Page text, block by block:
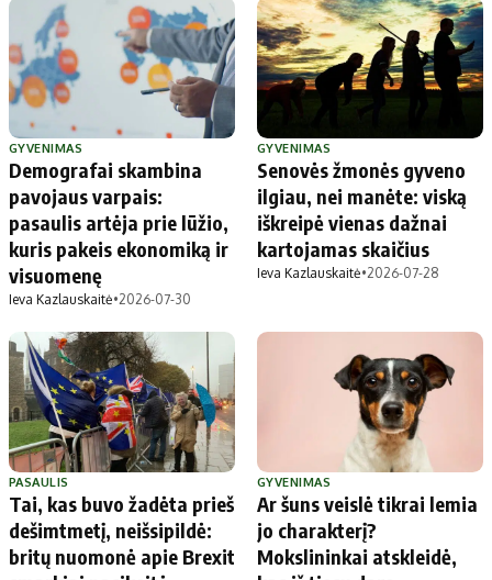
GYVENIMAS
Demografai skambina
pavojaus varpais:
pasaulis artėja prie lūžio,
kuris pakeis ekonomiką ir
visuomenę
Ieva Kazlauskaitė•2026-07-30
GYVENIMAS
Senovės žmonės gyveno
ilgiau, nei manėte: viską
iškreipė vienas dažnai
kartojamas skaičius
Ieva Kazlauskaitė•2026-07-28
PASAULIS
Tai, kas buvo žadėta prieš
dešimtmetį, neišsipildė:
britų nuomonė apie Brexit
GYVENIMAS
Ar šuns veislė tikrai lemia
jo charakterį?
Mokslininkai atskleidė,